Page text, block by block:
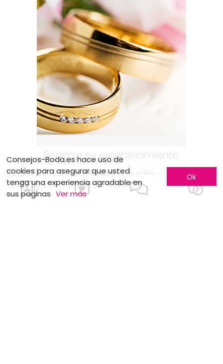
Consejos-Boda.es hace uso de
cookies para asegurar que usted
tenga una experiencia agradable en
sus paginas Ver más
Ok